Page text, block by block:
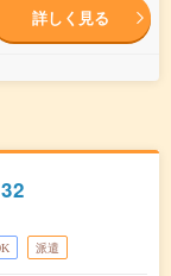
詳しく見る
派遣